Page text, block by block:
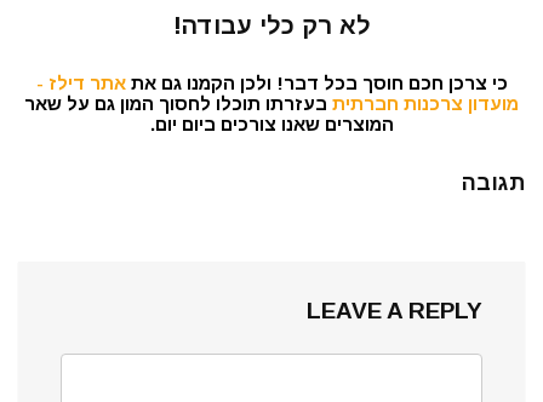
לא רק כלי עבודה!
כי צרכן חכם חוסך בכל דבר! ולכן הקמנו גם אתאתר דילז -
מועדון צרכנות חברתית בעזרתו תוכלו לחסוך המון גם על שאר
המוצרים שאנו צורכים ביום יום.
תגובה
LEAVE A REPLY